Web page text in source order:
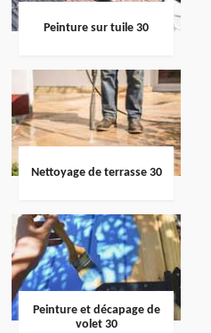
Peinture sur tuile 30
Nettoyage de terrasse 30
Peinture et décapage de
volet 30